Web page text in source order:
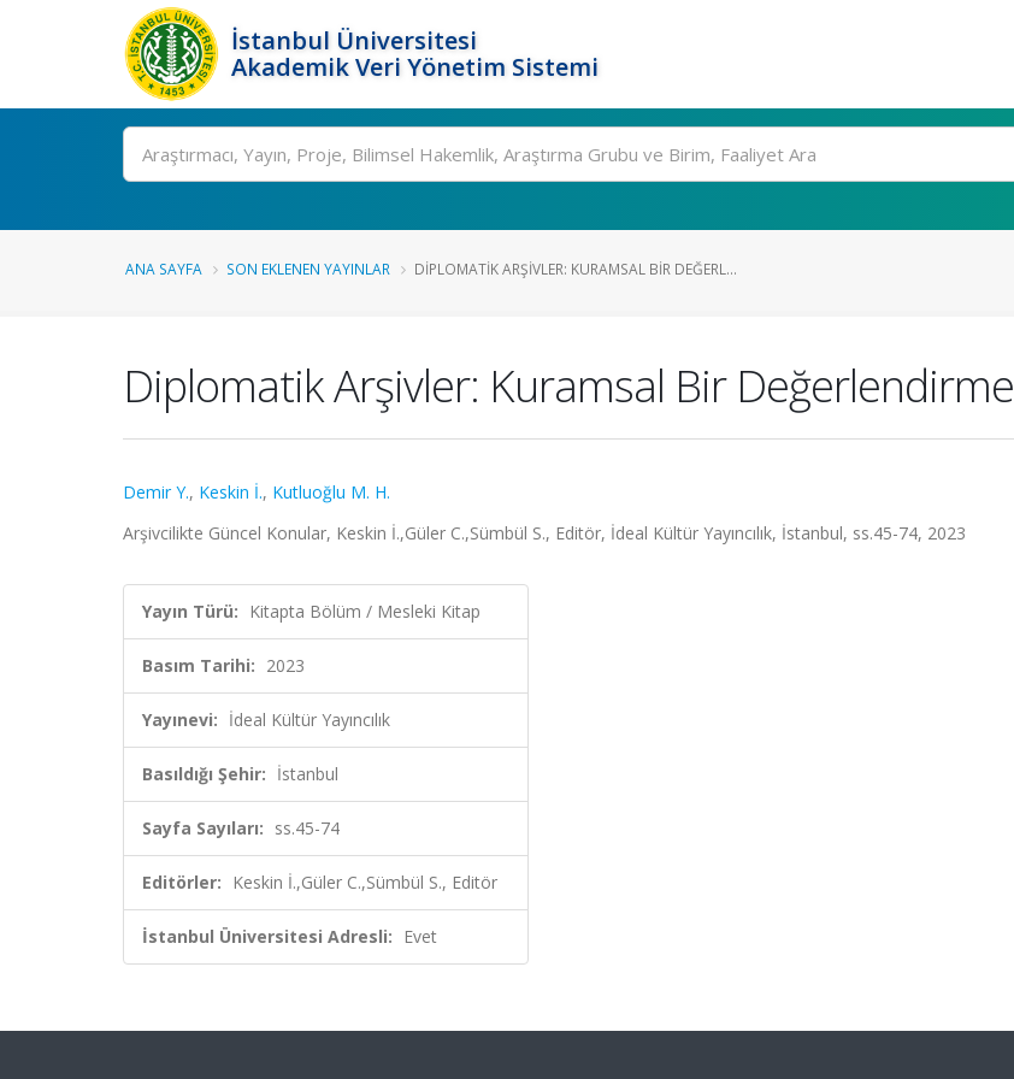
İstanbul Üniversitesi
Akademik Veri Yönetim Sistemi
Ara
ANA SAYFA SON EKLENEN YAYINLAR DIPLOMATIK ARŞIVLER: KURAMSAL BIR DEĞERL...
Diplomatik Arşivler: Kuramsal Bir Değerlendirme
Demir Y., Keskin İ., Kutluoğlu M. H.
Arşivcilikte Güncel Konular, Keskin İ.,Güler C.,Sümbül S., Editör, İdeal Kültür Yayıncılık, İstanbul, ss.45-74, 2023
Yayın Türü: Kitapta Bölüm / Mesleki Kitap
Basım Tarihi: 2023
Yayınevi: İdeal Kültür Yayıncılık
Basıldığı Şehir: İstanbul
Sayfa Sayıları: ss.45-74
Editörler: Keskin İ.,Güler C.,Sümbül S., Editör
İstanbul Üniversitesi Adresli: Evet